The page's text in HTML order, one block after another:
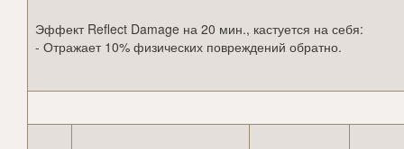
Эффект Reflect Damage на 20 мин., кастуется на себя:
- Отражает 10% физических повреждений обратно.